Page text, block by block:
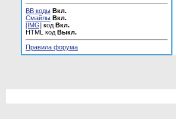
BB коды Вкл.
Смайлы Вкл.
[IMG] код Вкл.
HTML код Выкл.
Правила форума